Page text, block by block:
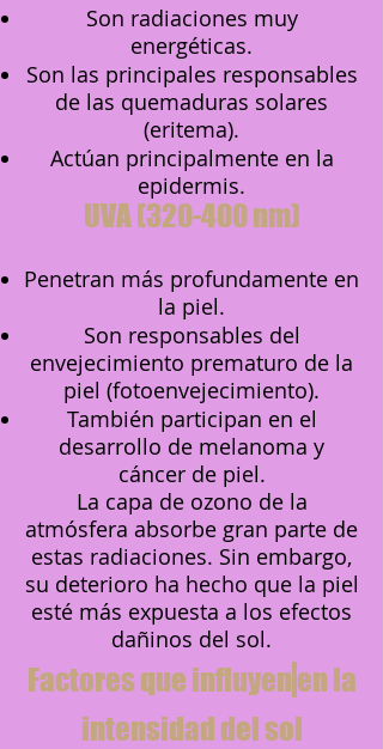
Son radiaciones muy
energéticas.
Son las principales responsables
de las quemaduras solares
(eritema).
Actúan principalmente en la
epidermis.
UVA (320-400 nm)
Penetran más profundamente en
la piel.
Son responsables del
envejecimiento prematuro de la
piel (fotoenvejecimiento).
También participan en el
desarrollo de melanoma y
cáncer de piel.
La capa de ozono de la
atmósfera absorbe gran parte de
estas radiaciones. Sin embargo,
su deterioro ha hecho que la piel
esté más expuesta a los efectos
dañinos del sol.
Factores que influyenen la
intensidad del sol